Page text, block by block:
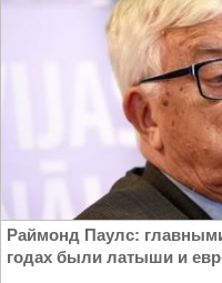
Раймонд Паулс:
годах были латыши и